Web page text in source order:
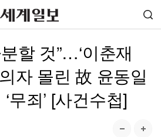
할 것”…‘이춘재
자 몰린 故 윤동일
무죄’ [사건수첩]